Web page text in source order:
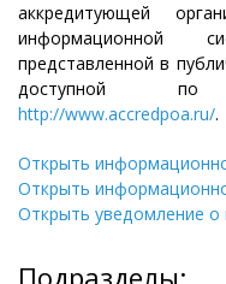
аккредитующей
информационной
представленной в
доступной по
http://www.accredpoa.ru/.
Открыть
Открыть
Открыть уведомление о
Подразделы: